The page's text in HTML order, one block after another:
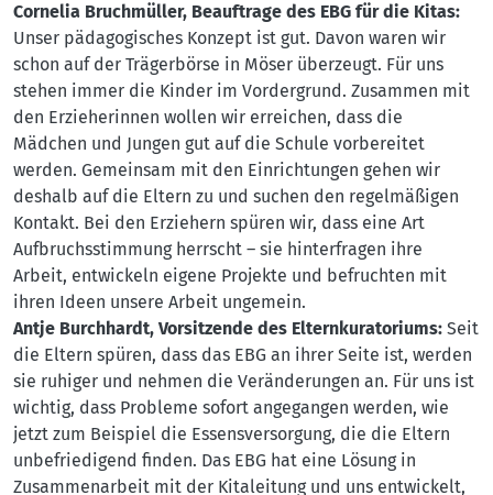
Cornelia Bruchmüller, Beauftrage des EBG für die Kitas:
Unser pädagogisches Konzept ist gut. Davon waren wir
schon auf der Trägerbörse in Möser überzeugt. Für uns
stehen immer die Kinder im Vordergrund. Zusammen mit
den Erzieherinnen wollen wir erreichen, dass die
Mädchen und Jungen gut auf die Schule vorbereitet
werden. Gemeinsam mit den Einrichtungen gehen wir
deshalb auf die Eltern zu und suchen den regelmäßigen
Kontakt. Bei den Erziehern spüren wir, dass eine Art
Aufbruchsstimmung herrscht – sie hinterfragen ihre
Arbeit, entwickeln eigene Projekte und befruchten mit
ihren Ideen unsere Arbeit ungemein.
Antje Burchhardt, Vorsitzende des Elternkuratoriums: Seit
die Eltern spüren, dass das EBG an ihrer Seite ist, werden
sie ruhiger und nehmen die Veränderungen an. Für uns ist
wichtig, dass Probleme sofort angegangen werden, wie
jetzt zum Beispiel die Essensversorgung, die die Eltern
unbefriedigend finden. Das EBG hat eine Lösung in
Zusammenarbeit mit der Kitaleitung und uns entwickelt,